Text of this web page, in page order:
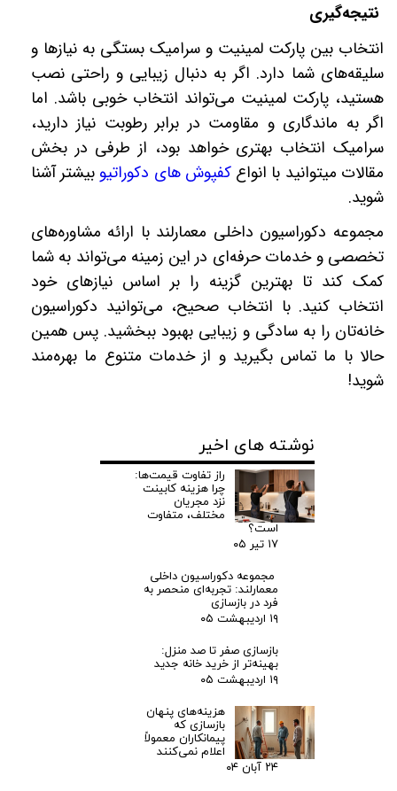
نتیجه‌گیری
انتخاب بین پارکت لمینیت و سرامیک بستگی به نیازها و
سلیقه‌های شما دارد. اگر به دنبال زیبایی و راحتی نصب
هستید، پارکت لمینیت می‌تواند انتخاب خوبی باشد. اما
اگر به ماندگاری و مقاومت در برابر رطوبت نیاز دارید،
سرامیک انتخاب بهتری خواهد بود، از طرفی در بخش
مقالات میتوانید با انواع کفپوش های دکوراتیو بیشتر آشنا
شوید.
مجموعه دکوراسیون داخلی معمارلند با ارائه مشاوره‌های
تخصصی و خدمات حرفه‌ای در این زمینه می‌تواند به شما
کمک کند تا بهترین گزینه را بر اساس نیازهای خود
انتخاب کنید. با انتخاب صحیح، می‌توانید دکوراسیون
خانه‌تان را به سادگی و زیبایی بهبود ببخشید. پس همین
حالا با ما تماس بگیرید و از خدمات متنوع ما بهره‌مند
شوید!
نوشته های اخیر
راز تفاوت قیمت‌ها:
چرا هزینه کابینت
نزد مجریان
مختلف، متفاوت
است؟
۱۷ تیر ۰۵
مجموعه دکوراسیون داخلی
معمارلند: تجربه‌ای منحصر به
فرد در بازسازی
۱۹ اردیبهشت ۰۵
بازسازی صفر تا صد منزل:
بهینه‌تر از خرید خانه جدید
۱۹ اردیبهشت ۰۵
هزینه‌های پنهان
بازسازی که
پیمانکاران معمولاً
اعلام نمی‌کنند
۲۴ آبان ۰۴